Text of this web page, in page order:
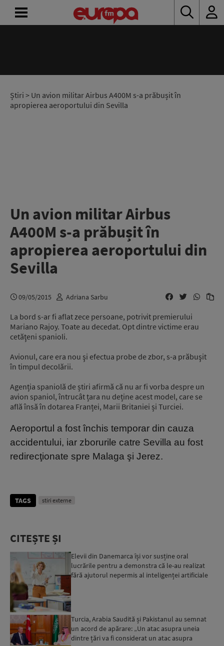
Știri > Un avion militar Airbus A400M s-a prăbușit în
apropierea aeroportului din Sevilla
Un avion militar Airbus
A400M s-a prăbușit în
apropierea aeroportului din
Sevilla
09/05/2015 Adriana Sarbu
La bord s-ar fi aflat zece persoane, potrivit premierului
Mariano Rajoy. Toate au decedat. Opt dintre victime erau
cetăţeni spanioli.
Avionul, care era nou şi efectua probe de zbor, s-a prăbuşit
în timpul decolării.
Agenția spaniolă de știri afirmă că nu ar fi vorba despre un
avion spaniol, întrucât țara nu deține acest model, care se
află însă în dotarea Franței, Marii Britaniei și Turciei.
Aeroportul a fost închis temporar din cauza
accidentului, iar zborurile catre Sevilla au fost
redirecţionate spre Malaga şi Jerez.
TAGS stiri externe
CITEȘTE ȘI
Elevii din Danemarca își vor susține oral
lucrările pentru a demonstra că le-au realizat
fără ajutorul nepermis al inteligenței artificiale
Turcia, Arabia Saudită și Pakistanul au semnat
un acord de apărare: „Un atac asupra uneia
dintre țări va fi considerat un atac asupra
RADIO